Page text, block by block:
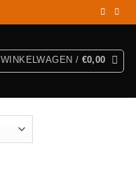
WINKELWAGEN / €0,00